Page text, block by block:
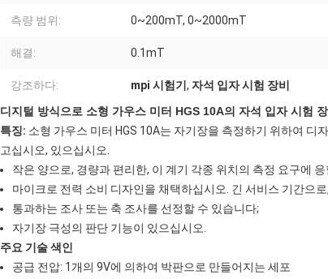
측량 범위: 0~200mT, 0~2000mT
해결: 0.1mT
강조하다: mpi 시험기 , 자석 입자 시험 장비
디지털 방식으로 소형 가우스 미터 HGS 10A의 자석 입자 시험
특징: 소형 가우스 미터 HGS 10A는 자기장을 측정하기 위하여 디
고십시오, 있으십시오.
작은 양으로, 경량과 편리한, 이 계기 각종 위치의 측정 요구에
마이크로 전력 소비 디자인을 채택하십시오. 긴 서비스 기간으
통과하는 조사 또는 축 조사를 선정할 수 있습니다;
자기장 극성의 판단 기능이 있으십시오.
주요 기술 색인
공급 전압: 1개의 9V에 의하여 박판으로 만들어지는 세포